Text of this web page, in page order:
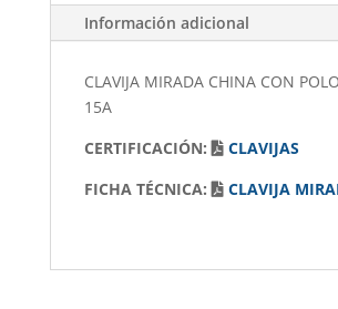
Información adicional
CLAVIJA MIRADA CHINA CON
15A
CERTIFICACIÓN:
CLAVIJAS
FICHA TÉCNICA:
CLAVIJA